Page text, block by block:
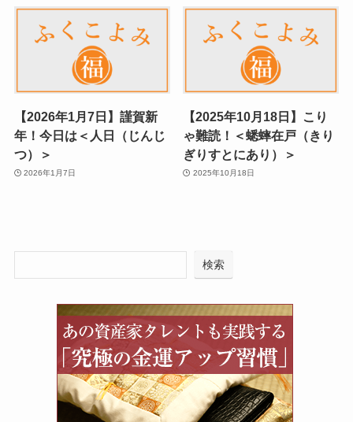
【2026年1月7日】謹賀新
年！今日は＜人日（じんじ
つ）＞
2026年1月7日
【2025年10月18日】こり
ゃ難読！＜蟋蟀在戸（きり
ぎりすとにあり）＞
2025年10月18日
検索